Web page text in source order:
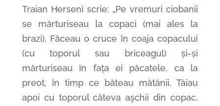
Traian Herseni scrie: „Pe vremuri ciobanii
se mărturiseau la copaci (mai ales la
brazi). Făceau o cruce în coaja copacului
(cu toporul sau briceagul) și-și
mărturiseau în fața ei păcatele, ca la
preot, în timp ce băteau mătănii. Táiau
apoi cu toporul câteva aşchii din copac,